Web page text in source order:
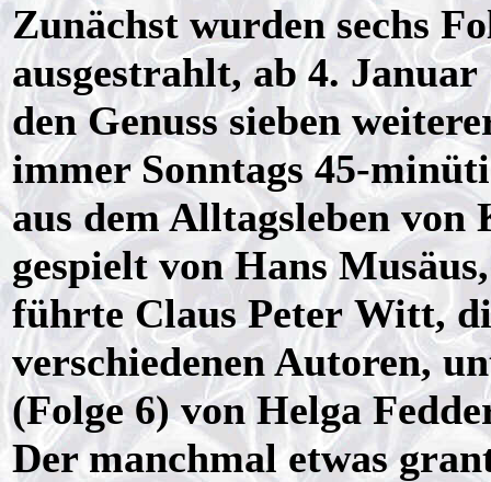
Zunächst wurden sechs
ausgestrahlt, ab 4.
den Genuss sieben
immer Sonntags 45-
aus dem Alltagsleben
gespielt von Hans
führte Claus Peter Witt,
verschiedenen Autoren,
(Folge 6) von Helga
Der manchmal etwas